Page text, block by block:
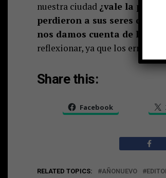
nuestra ciudad ¿vale la pena
perdieron a sus seres
nos damos cuenta de lo
reflexionar, ya que los errores
Share this:
Facebook
RELATED TOPICS: AÑONUEVO